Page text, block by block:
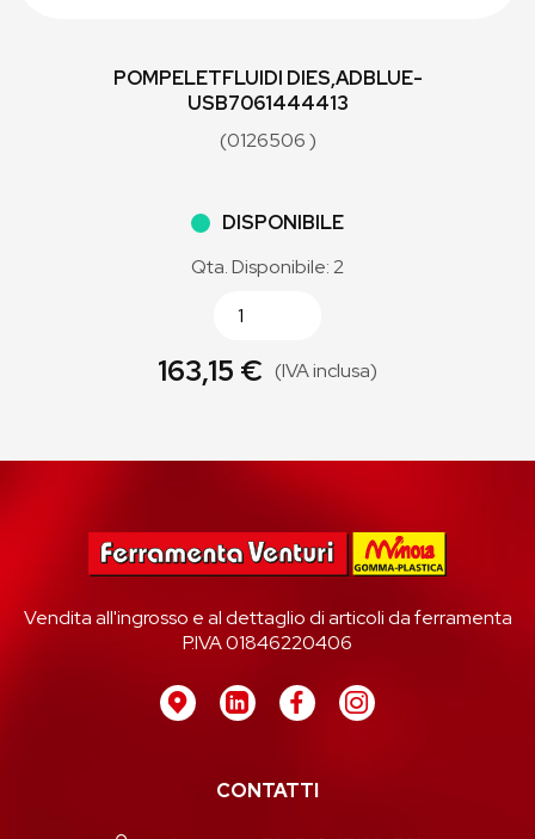
POMPELETFLUIDI DIES,ADBLUE-
USB7061444413
(0126506 )
DISPONIBILE
Qta. Disponibile: 2
163,15 € (IVA inclusa)
Vendita all'ingrosso e al dettaglio di articoli da ferramenta
P.IVA 01846220406
CONTATTI